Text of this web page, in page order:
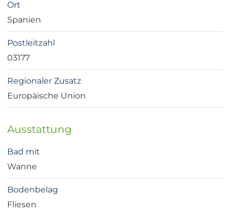
Ort
Spanien
Postleitzahl
03177
Regionaler Zusatz
Europäische Union
Ausstattung
Bad mit
Wanne
Bodenbelag
Fliesen